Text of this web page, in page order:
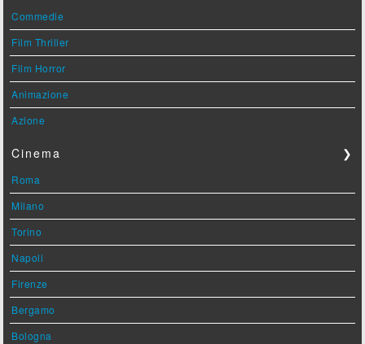
Commedie
Film Thriller
Film Horror
Animazione
Azione
Cinema ❯
Roma
Milano
Torino
Napoli
Firenze
Bergamo
Bologna